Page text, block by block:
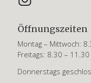
Öffnungszeiten
Montag – Mittwoch:
Freitags: 8.30 –
Donnerstags